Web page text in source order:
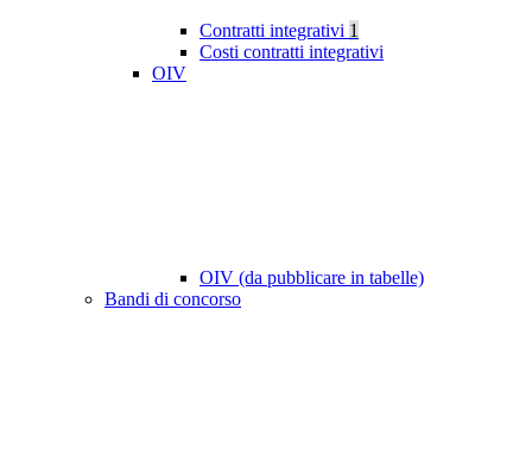
Contratti integrativi 1
Costi contratti integrativi
OIV
OIV (da pubblicare in tabelle)
Bandi di concorso